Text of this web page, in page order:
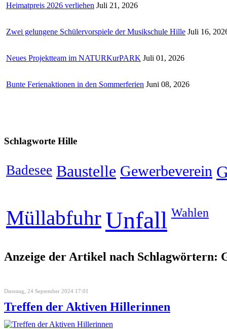
Heimatpreis 2026 verliehen Juli 21, 2026
Zwei gelungene Schülervorspiele der Musikschule Hille Juli 16,
Neues Projektteam im NATURKurPARK Juli 01, 2026
Bunte Ferienaktionen in den Sommerferien Juni 08, 2026
Schlagworte Hille
Badesee Baustelle Gewerbeverein
Müllabfuhr Unfall Wahlen
Anzeige der Artikel nach Schlagwörtern:
Dienstag, 24 September 2024 17:01
Treffen der Aktiven Hillerinnen